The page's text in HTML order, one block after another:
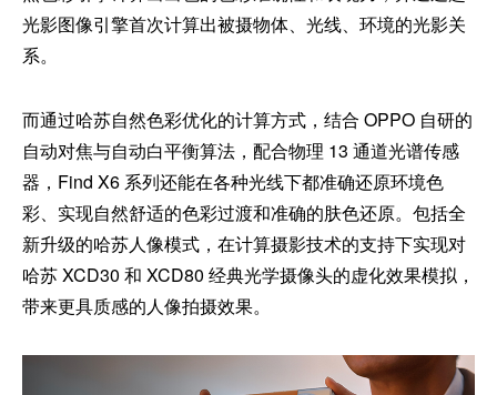
光影图像引擎首次计算出被摄物体、光线、环境的光影关
系。
而通过哈苏自然色彩优化的计算方式，结合 OPPO 自研的
自动对焦与自动白平衡算法，配合物理 13 通道光谱传感
器，Find X6 系列还能在各种光线下都准确还原环境色
彩、实现自然舒适的色彩过渡和准确的肤色还原。包括全
新升级的哈苏人像模式，在计算摄影技术的支持下实现对
哈苏 XCD30 和 XCD80 经典光学摄像头的虚化效果模拟，
带来更具质感的人像拍摄效果。